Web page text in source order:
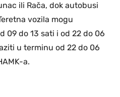
ili Rača, dok autobusi
vozila mogu
09 do 13 sati i od 22 do 06
u terminu od 22 do 06
a.